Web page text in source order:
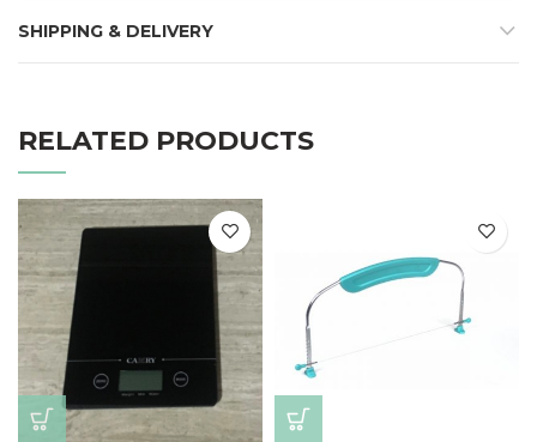
SHIPPING & DELIVERY
RELATED PRODUCTS